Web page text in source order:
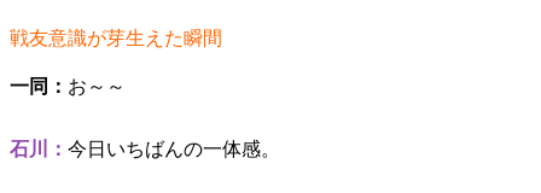
戦友意識が芽生えた瞬間
一同： お～～
石川： 今日いちばんの一体感。